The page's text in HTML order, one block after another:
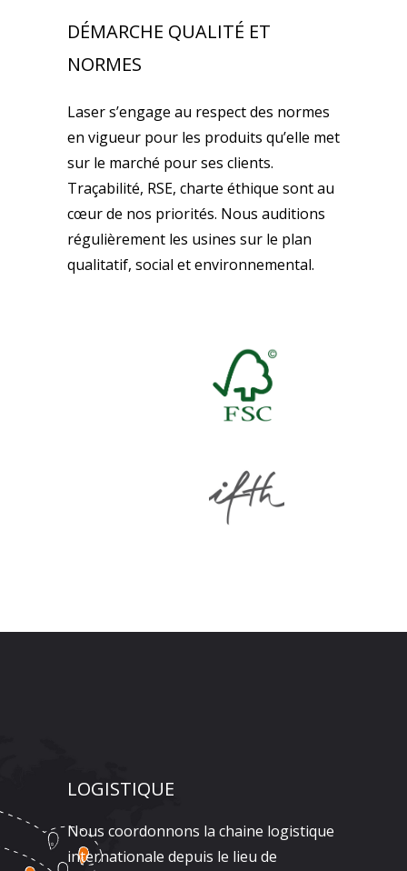
DÉMARCHE QUALITÉ ET
NORMES
Laser s’engage au respect des normes
en vigueur pour les produits qu’elle met
sur le marché pour ses clients.
Traçabilité, RSE, charte éthique sont au
cœur de nos priorités. Nous auditions
régulièrement les usines sur le plan
qualitatif, social et environnemental.
LOGISTIQUE
Nous coordonnons la chaine logistique
internationale depuis le lieu de